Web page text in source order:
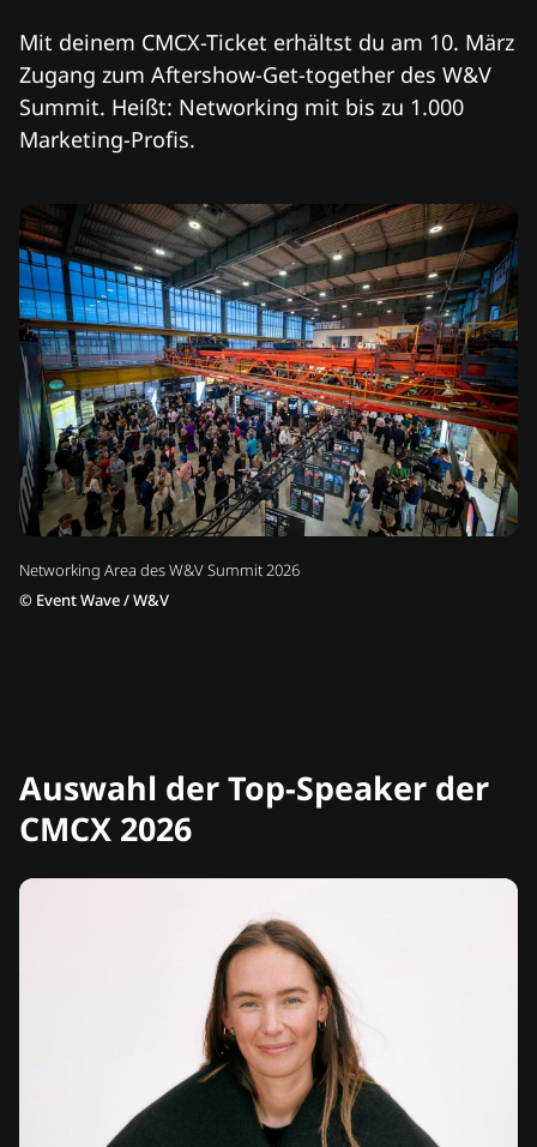
Networking Area des W&V Summit 2026
© Event Wave / W&V
Mit deinem CMCX-Ticket erhältst du am 10. März
Zugang zum Aftershow-Get-together des W&V
Summit. Heißt: Networking mit bis zu 1.000
Marketing-Profis.
Auswahl der Top-Speaker der
CMCX 2026